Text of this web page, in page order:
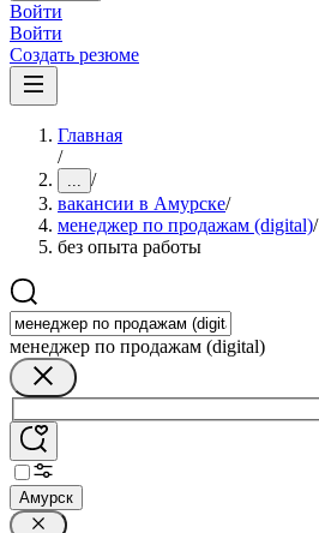
Войти
Войти
Создать резюме
Главная
/
... /
вакансии в Амурске/
менеджер по продажам (digital)/
без опыта работы
менеджер по продажам (digital)
Амурск